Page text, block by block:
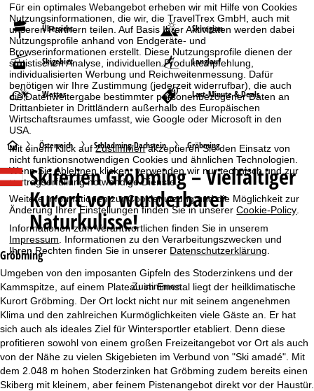
Für ein optimales Webangebot erheben wir mit Hilfe von Cookies
Nutzungsinformationen, die wir, die TravelTrex GmbH, auch mit
unseren Partnern teilen. Auf Basis Ihrer Aktivitäten werden dabei
Nutzungsprofile anhand von Endgeräte- und
Browserinformationen erstellt. Diese Nutzungsprofile dienen der
statistischen Analyse, individuellen Produktempfehlung,
individualisierten Werbung und Reichweitenmessung. Dafür
benötigen wir Ihre Zustimmung (jederzeit widerrufbar), die auch
die Datenweitergabe bestimmter personenbezogener Daten an
Drittanbieter in Drittländern außerhalb des Europäischen
Wirtschaftsraumes umfasst, wie Google oder Microsoft in den
USA.
Mit einem Klick aufZustimmenakzeptieren Sie den Einsatz von
nicht funktionsnotwendigen Cookies und ähnlichen Technologien.
Wenn SieAblehnen klicken, verwenden wir nur technisch und zur
Vertragserfüllung notwendige Dienste.
Weitere Informationen zur Cookienutzung und die Möglichkeit zur
Änderung Ihrer Einstellungen finden Sie in unsererCookie-Policy
Informationen zum Verantwortlichen finden Sie in unserem
Impressum . Informationen zu den Verarbeitungszwecken und
Ihren Rechten finden Sie in unserer Datenschutzerklärung
Zustimmen
Übersicht Skiregion
Skigebiet Langlauf
Wetter Last-Minute & Deals
S
t
a
r
t
s
e
i
t
Österreich Schladming-Dachstein Gröbming
SkiferienGröbming – Vielfältiger
Kurort vor wunderbarer
Naturkulisse!
Gröbming
Umgeben von den imposanten Gipfeln des Stoderzinkens und der
Kammspitze, auf einem Plateau im Ennstal liegt der heilklimatische
Kurort Gröbming. Der Ort lockt nicht nur mit seinem angenehmen
Klima und den zahlreichen Kurmöglichkeiten viele Gäste an. Er hat
sich auch als ideales Ziel für Wintersportler etabliert. Denn diese
profitieren sowohl von einem großen Freizeitangebot vor Ort als auch
von der Nähe zu vielen Skigebieten im Verbund von "Ski amadé". Mit
dem 2.048 m hohen Stoderzinken hat Gröbming zudem bereits einen
Skiberg mit kleinem, aber feinem Pistenangebot direkt vor der Haustür.